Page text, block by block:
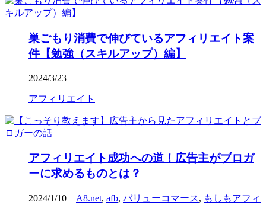
巣ごもり消費で伸びているアフィリエイト案
件【勉強（スキルアップ）編】
2024/3/23
アフィリエイト
アフィリエイト成功への道！広告主がブロガ
ーに求めるものとは？
2024/1/10 A8.net, afb, バリューコマース, もしもアフィ